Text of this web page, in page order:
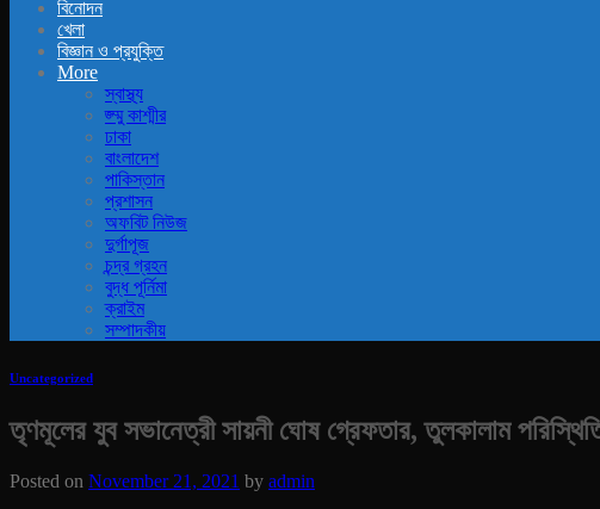
বিনোদন
খেলা
বিজ্ঞান ও প্রযুক্তি
More
স্বাস্থ্য
জ্ম্মু কাশ্মীর
ঢাকা
বাংলাদেশ
পাকিস্তান
প্রশাসন
অফবিট নিউজ
দুর্গাপূজ
চন্দ্র গ্রহন
বুদ্ধ পূর্নিমা
ক্রাইম
সম্পাদকীয়
Uncategorized
তৃণমূলের যুব সভানেত্রী সায়নী ঘোষ গ্রেফতার, তুলকালাম
Posted on November 21, 2021 by admin